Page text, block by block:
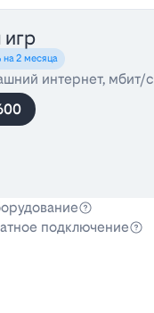
игр
на 2 месяца
интернет, мбит/с
подключение